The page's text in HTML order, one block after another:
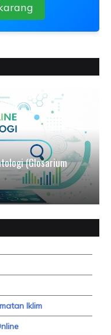
(Glosarium
Iklim